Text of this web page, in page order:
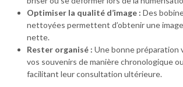
Optimiser la qualité d’image : Des
nettoyées permettent d’obtenir une
nette.
Rester organisé : Une bonne préparation
vos souvenirs de manière chronologique
facilitant leur consultation ultérieure.